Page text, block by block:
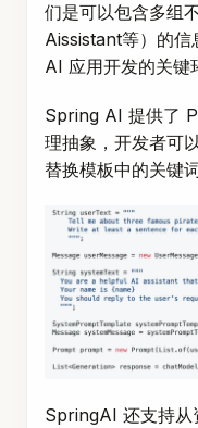
们是可以包含多组
Aissistant等）的
AI 应用开发的关键
Spring AI 提供了
理抽象，开发者可
替换模板中的关键词
SpringAI 还支持从